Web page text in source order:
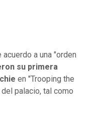
a una "orden
su primera
en "Trooping the
palacio, tal como